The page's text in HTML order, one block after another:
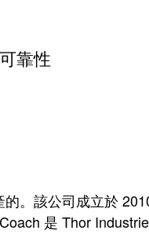
可靠性
。該公司成立於
是 Thor